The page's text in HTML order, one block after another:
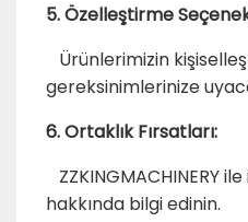
5. Özelleştirme
Ürünlerimizin
gereksinimlerinize
6. Ortaklık Fırsatları:
ZZKINGMACHINERY
hakkında bilgi edinin.